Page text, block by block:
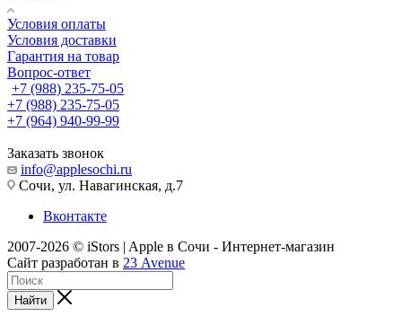
Условия оплаты
Условия доставки
Гарантия на товар
Вопрос-ответ
+7 (988) 235-75-05
+7 (988) 235-75-05
+7 (964) 940-99-99
Заказать звонок
info@applesochi.ru
Сочи, ул. Навагинская, д.7
Вконтакте
2007-2026 © iStors | Apple в Сочи - Интернет-магазин
Сайт разработан в 23 Avenue
Найти